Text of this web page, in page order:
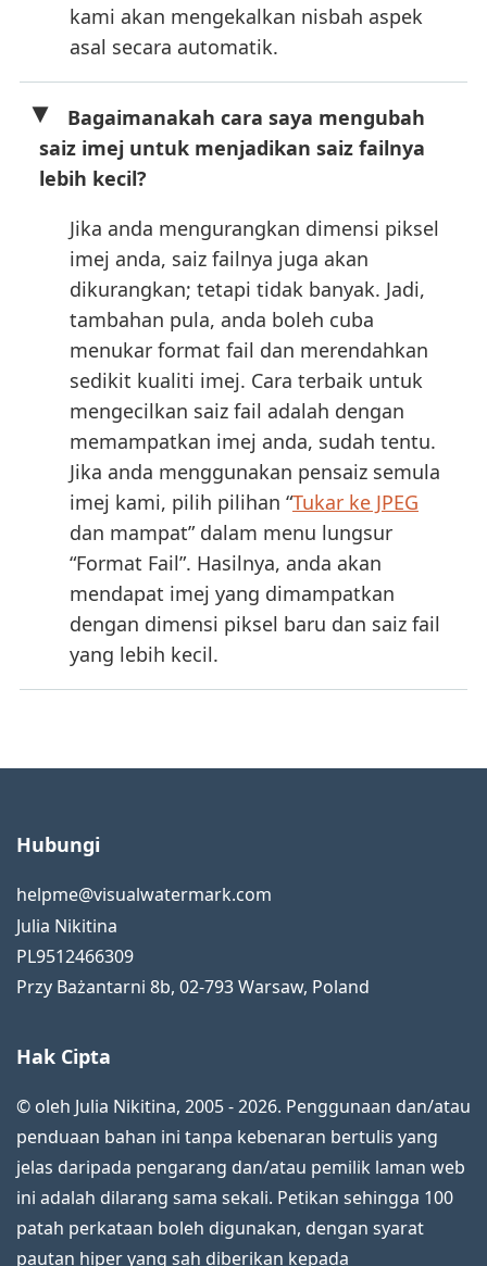
kami akan mengekalkan nisbah aspek
asal secara automatik.
Bagaimanakah cara saya mengubah
saiz imej untuk menjadikan saiz failnya
lebih kecil?
Jika anda mengurangkan dimensi piksel
imej anda, saiz failnya juga akan
dikurangkan; tetapi tidak banyak. Jadi,
tambahan pula, anda boleh cuba
menukar format fail dan merendahkan
sedikit kualiti imej. Cara terbaik untuk
mengecilkan saiz fail adalah dengan
memampatkan imej anda, sudah tentu.
Jika anda menggunakan pensaiz semula
imej kami, pilih pilihan “Tukar ke JPEG
dan mampat” dalam menu lungsur
“Format Fail”. Hasilnya, anda akan
mendapat imej yang dimampatkan
dengan dimensi piksel baru dan saiz fail
yang lebih kecil.
Hubungi
helpme@visualwatermark.com
Julia Nikitina
PL9512466309
Przy Bażantarni 8b, 02-793Warsaw, Poland
Hak Cipta
© oleh Julia Nikitina, 2005 - 2026. Penggunaan dan/atau
penduaan bahan ini tanpa kebenaran bertulis yang
jelas daripada pengarang dan/atau pemilik laman web
ini adalah dilarang sama sekali. Petikan sehingga 100
patah perkataan boleh digunakan, dengan syarat
pautan hiper yang sah diberikan kepada